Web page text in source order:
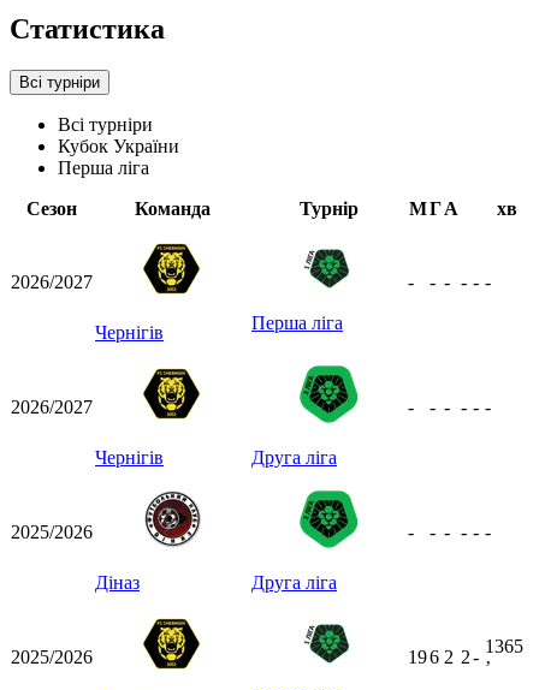
Статистика
Всі турніри
Всі турніри
Кубок України
Перша ліга
Сезон
Команда Турнір МГА хв
2026/2027
Чернігів Перша ліга
- - - - - -
2026/2027
Чернігів Друга ліга
- - - - - -
2025/2026
Діназ Друга ліга
- - - - - -
2025/2026 196 2 2-
1365
ʼ